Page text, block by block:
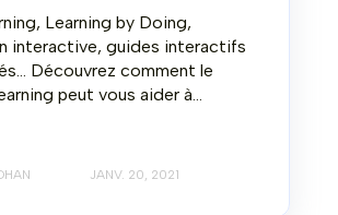
Learning by Doing,
interactive, guides interactifs
Découvrez comment le
peut vous aider à...
JANV. 20, 2021